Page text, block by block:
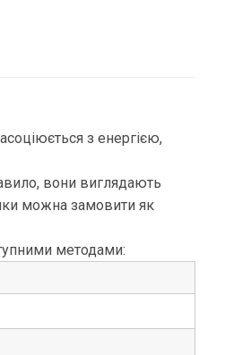
з енергією,
вони виглядають
можна замовити як
методами: